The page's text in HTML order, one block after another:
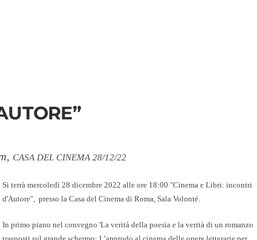
CASA DEL CINEMA 28/12/22
Si terrà mercoledì 28 dicembre 2022 alle ore 18:00 "Cinema e Libri: incontri
d'Autore", presso la Casa del Cinema di Roma, Sala Volonté.
In primo piano nel convegno 'La verità della poesia e la verità di un romanzo